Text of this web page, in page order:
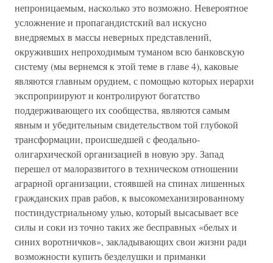
непроницаемым, насколько это возможно. Невероятное
усложнение и пропагандистский вал искусно
внедряемых в массы неверных представлений,
окруживших непроходимым туманом всю банковскую
систему (мы вернемся к этой теме в главе 4), каковые
являются главным орудием, с помощью которых иерархи
экспроприируют и контролируют богатство
поддерживающего их сообщества, являются самым
явным и убедительным свидетельством той глубокой
трансформации, происшедшей с феодально-
олигархической организацией в новую эру. Запад
перешел от малоразвитого в техническом отношении
аграрной организации, стоявшей на спинах лишенных
гражданских прав рабов, к высокомеханизированному
постиндустриальному улью, который высасывает все
силы и соки из точно таких же бесправных «белых и
синих воротничков», закладывающих свои жизни ради
возможности купить безделушки и приманки